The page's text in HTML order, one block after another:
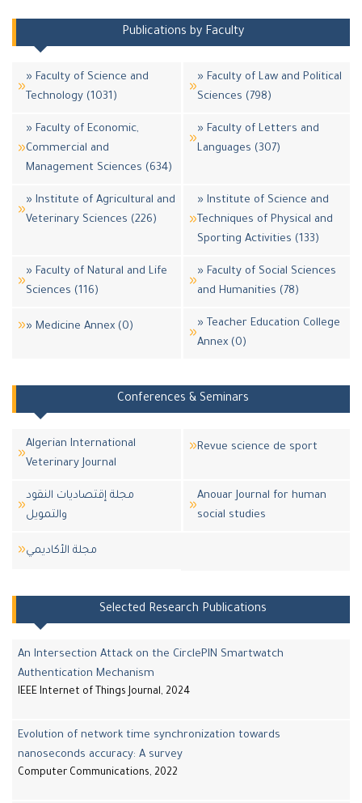
Publications by Faculty
» Faculty of Science and
Technology (1031)
» Faculty of Law and Political
Sciences (798)
» Faculty of Economic,
Commercial and
Management Sciences (634)
» Faculty of Letters and
Languages (307)
» Institute of Agricultural and
Veterinary Sciences (226)
» Institute of Science and
Techniques of Physical and
Sporting Activities (133)
» Faculty of Natural and Life
Sciences (116)
» Faculty of Social Sciences
and Humanities (78)
» Medicine Annex (0)
» Teacher Education College
Annex (0)
Conferences & Seminars
Algerian International
Veterinary Journal
Revue science de sport
مجلة إقتصاديات النقود
والتمويل
Anouar Journal for human
social studies
مجلة اﻷكاديمي
Selected Research Publications
An Intersection Attack on the CirclePIN Smartwatch
Authentication Mechanism
IEEE Internet of Things Journal, 2024
Evolution of network time synchronization towards
nanoseconds accuracy: A survey
Computer Communications, 2022